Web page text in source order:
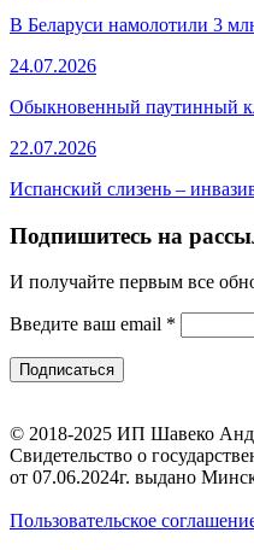
В Беларуси намолотили 3
24.07.2026
Обыкновенный паутинный
22.07.2026
Испанский слизень –
Подпишитесь на
И получайте первым все
Введите ваш email *
© 2018-2025 ИП Шавеко
Свидетельство о
от 07.06.2024г. выдано
Пользовательское